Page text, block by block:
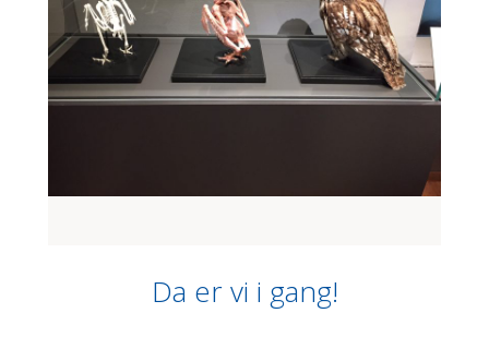
Da er vi i gang!